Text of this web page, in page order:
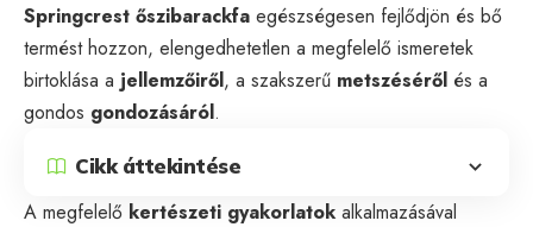
Springcrest őszibarackfa egészségesen fejlődjön és bő
termést hozzon, elengedhetetlen a megfelelő ismeretek
birtoklása a jellemzőiről, a szakszerű metszéséről és a
gondos gondozásáról.
Cikk áttekintése
A megfelelő kertészeti gyakorlatok alkalmazásával